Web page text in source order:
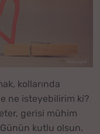
kollarında
ne isteyebilirim ki?
gerisi mühim
kutlu olsun.